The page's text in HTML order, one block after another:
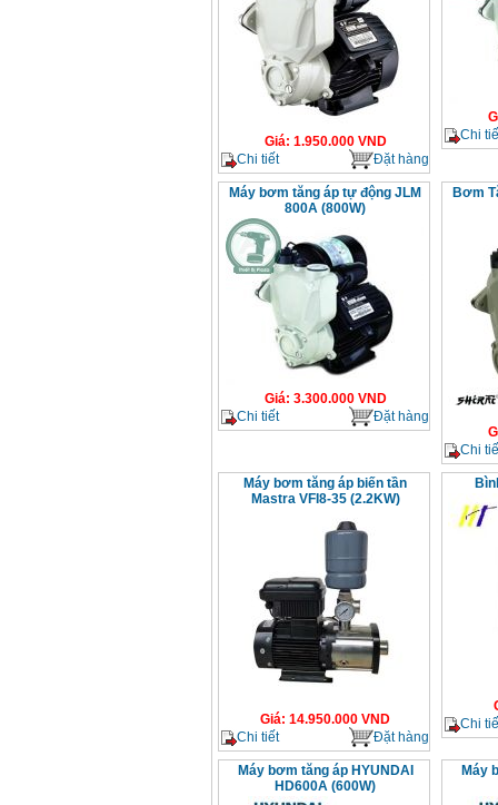
Giá: 1.950.000VND
Chi tiết
Đặt hàng
Chi
Máy bơm tăng áp tự động JLM
800A (800W)
Giá: 3.300.000VND
Chi tiết
Đặt hàng
Bơm
Chi
Máy bơm tăng áp biến tần
Mastra VFI8-35 (2.2KW)
Giá: 14.950.000 VND
Chi tiết
Đặt hàng
Chi
Máy bơm tăng áp HYUNDAI
HD600A (600W)
Máy